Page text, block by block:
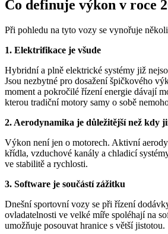
Co definuje výkon v roce
Při pohledu na tyto vozy se vynořuje
1. Elektrifikace je všude
Hybridní a plně elektrické systémy již
Jsou nezbytné pro dosažení špičkového
moment a pokročilé řízení energie dávají
kterou tradiční motory samy o sobě
2. Aerodynamika je důležitější než kdy
Výkon není jen o motorech. Aktivní
křídla, vzduchové kanály a chladicí
ve stabilitě a rychlosti.
3. Software je součástí zážitku
Dnešní sportovní vozy se při řízení
ovladatelnosti ve velké míře spoléhají na
umožňuje posouvat hranice s větší jistotou.